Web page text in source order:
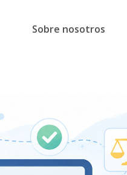
Sobre nosotros